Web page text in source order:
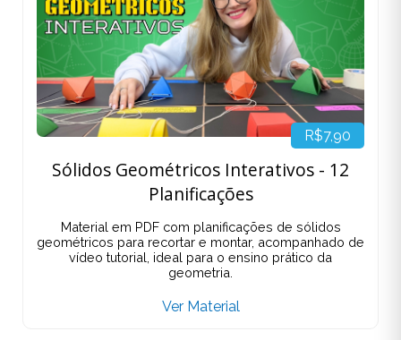
R$7,90
Sólidos Geométricos Interativos - 12
Planificações
Material em PDF com planificações de sólidos
geométricos para recortar e montar, acompanhado de
vídeo tutorial, ideal para o ensino prático da
geometria.
Ver Material